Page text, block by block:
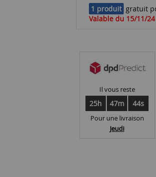
1 produit gratuit
Valable du 15/11/
Il vous reste
25h 47m 43s
Pour une livraison
Jeudi